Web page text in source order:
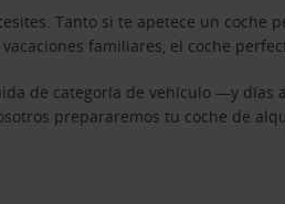
Tanto si te apetece un
familiares, el coche
de categoría de vehículo —y
prepararemos tu coche de